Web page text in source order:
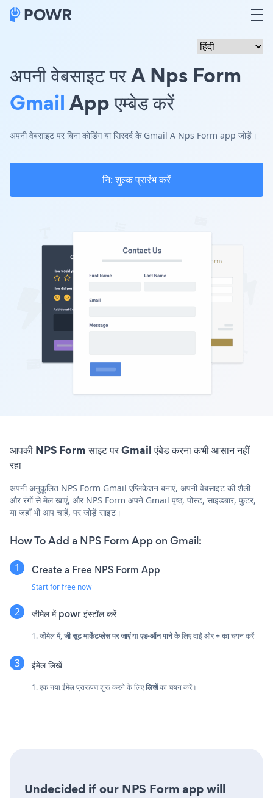
अपनी वेबसाइट पर A Nps Form
GmailApp एम्बेड करें
अपनी वेबसाइट पर बिना कोडिंग या सिरदर्द के Gmail A Nps Form app जोड़ें।
नि: शुल्क प्रारंभ करें
आपकी NPS Form साइट पर Gmail एंबेड करना कभी आसान नहीं
रहा
अपनी अनुकूलित NPS Form Gmail एप्लिकेशन बनाएं, अपनी वेबसाइट की शैली
और रंगों से मेल खाएं, और NPS Form अपने Gmail पृष्ठ, पोस्ट, साइडबार, फुटर,
या जहाँ भी आप चाहें, पर जोड़ें साइट।
How To Add a NPS Form App on Gmail:
Create a Free NPS Form App
Start for free now
जीमेल में powr इंस्टॉल करें
1. जीमेल में,जी सूट मार्केटप्लेस पर जाएंयाएड-ऑन पाने केलिए दाईं ओर+ काचयन करें
ईमेल लिखें
1. एक नया ईमेल प्रारूपण शुरू करने के लिएलिखेंका चयन करें।
Undecided if our NPS Form app will